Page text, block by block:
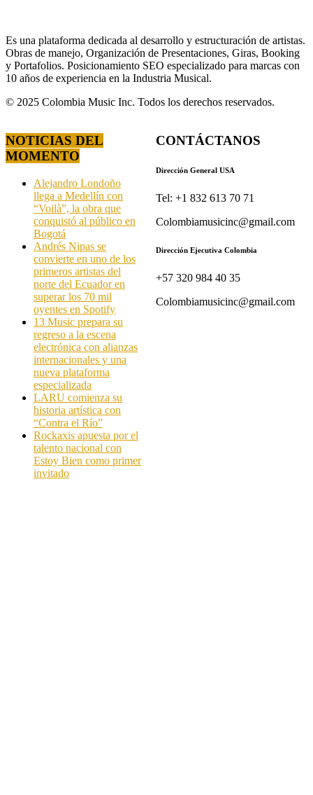
Es una plataforma dedicada al desarrollo y estructuración de artistas.
Obras de manejo, Organización de Presentaciones, Giras, Booking
y Portafolios. Posicionamiento SEO especializado para marcas con
10 años de experiencia en la Industria Musical.
© 2025 Colombia Music Inc. Todos los derechos reservados.
NOTICIAS DEL
MOMENTO
Alejandro Londoño
llega a Medellín con
“Voilà”, la obra que
conquistó al público en
Bogotá
Andrés Nipas se
convierte en uno de los
primeros artistas del
norte del Ecuador en
superar los 70 mil
oyentes en Spotify
13 Music prepara su
regreso a la escena
electrónica con alianzas
internacionales y una
nueva plataforma
especializada
LARU comienza su
historia artística con
“Contra el Río”
Rockaxis apuesta por el
talento nacional con
Estoy Bien como primer
invitado
CONTÁCTANOS
Dirección General USA
Tel: +1 832 613 70 71
Colombiamusicinc@gmail.com
Dirección Ejecutiva Colombia
+57 320 984 40 35
Colombiamusicinc@gmail.com